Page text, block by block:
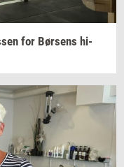
for Bør­sens hi­